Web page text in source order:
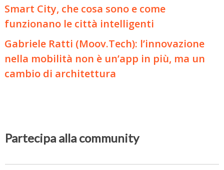
Smart City, che cosa sono e come
funzionano le città intelligenti
Gabriele Ratti (Moov.Tech): l’innovazione
nella mobilità non è un’app in più, ma un
cambio di architettura
Partecipa alla community